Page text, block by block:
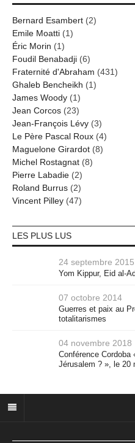
Bernard Esambert (2)
Emile Moatti (1)
Éric Morin (1)
Foudil Benabadji (6)
Fraternité d'Abraham (431)
Ghaleb Bencheikh (1)
James Woody (1)
Jean Corcos (23)
Jean-François Lévy (3)
Le Père Pascal Roux (4)
Maguelone Girardot (8)
Michel Rostagnat (8)
Pierre Labadie (2)
Roland Burrus (2)
Vincent Pilley (47)
LES PLUS LUS
24 septembre 2015
Yom Kippur, Eid al-
07 octobre 2014
Guerres et paix au
totalitarismes
04 novembre 2018
Conférence Cordoba
Jérusalem ? », le 20